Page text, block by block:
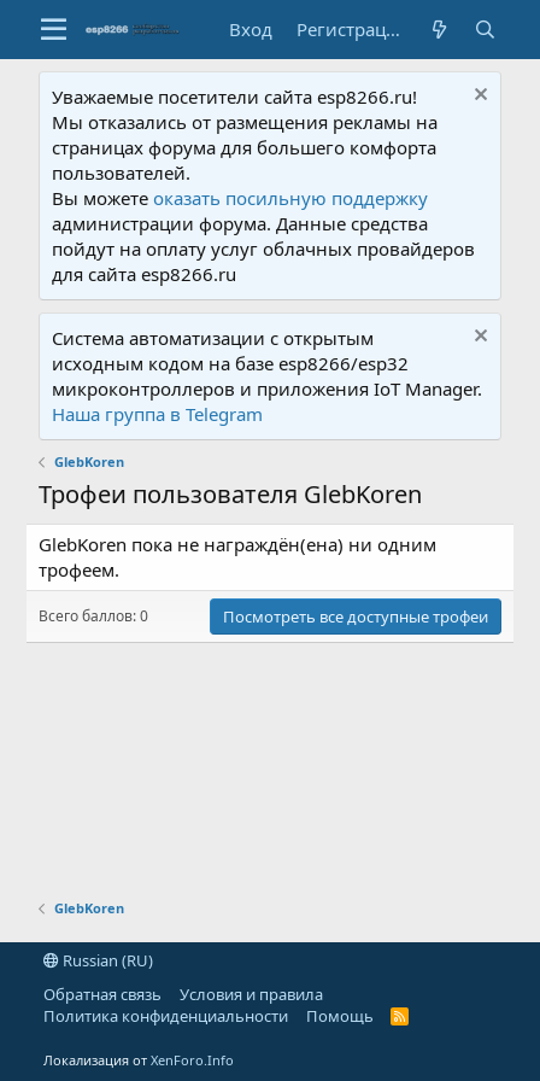
Вход Регистрация
Уважаемые посетители сайта esp8266.ru!
Мы отказались от размещения рекламы на
страницах форума для большего комфорта
пользователей.
Вы можетеоказать посильную поддержку
администрации форума. Данные средства
пойдут на оплату услуг облачных провайдеров
для сайта esp8266.ru
Система автоматизации с открытым
исходным кодом на базе esp8266/esp32
микроконтроллеров и приложения IoT Manager.
Наша группа в Telegram
GlebKoren
Трофеи пользователя GlebKoren
GlebKoren пока не награждён(ена) ни одним
трофеем.
Всего баллов: 0 Посмотреть все доступные трофеи
GlebKoren
Russian (RU)
Обратная связь
Условия и правила
Политика конфиденциальности
Помощь
R
Локализация отXenForo.Info